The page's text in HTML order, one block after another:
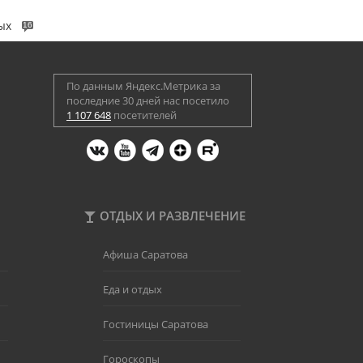
16
По данным Яндекс.Метрика за
последние 30 дней нас посетило
1 107 648 посетителей
ОТДЫХ И РАЗВЛЕЧЕНИЕ
Афиша Саратова
Еда и отдых
Гостиницы Саратова
Гороскопы